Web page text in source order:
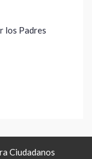
los Padres
Ciudadanos